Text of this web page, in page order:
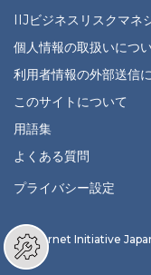
IIJビジネスリスクマネ
個人情報の取扱いにつ
利用者情報の外部送信
このサイトについて
用語集
よくある質問
プライバシー設定
© Internet Initiative